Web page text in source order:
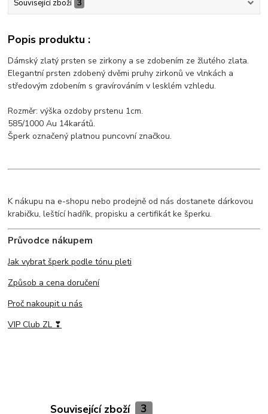
Související zboží 3
Popis produktu :
Dámský zlatý prsten se zirkony a se zdobením ze žlutého zlata.
Elegantní prsten zdobený dvěmi pruhy zirkonů ve vlnkách a
středovým zdobením s gravírováním v lesklém vzhledu.
Rozměr: výška ozdoby prstenu 1cm.
585/1000 Au 14karátů.
Šperk označený platnou puncovní značkou.
K nákupu na e-shopu nebo prodejně od nás dostanete dárkovou
krabičku, leštící hadřík, propisku a certifikát ke šperku.
Průvodce nákupem
Jak vybrat šperk podle tónu pleti
Způsob a cena doručení
Proč nakoupit u nás
VIP Club ZL ❣
Související zboží 3